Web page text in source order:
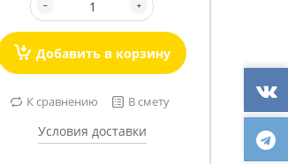
Добавить в корзину
К сравнению В смету
Условия доставки